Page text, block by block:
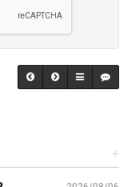
+